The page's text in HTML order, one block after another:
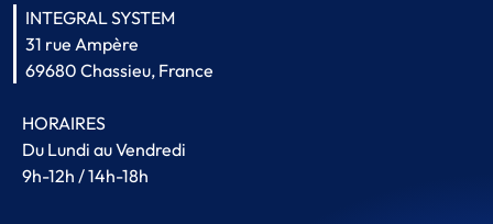
INTEGRAL SYSTEM
31 rue Ampère
69680 Chassieu, France
HORAIRES
Du Lundi au Vendredi
9h-12h / 14h-18h